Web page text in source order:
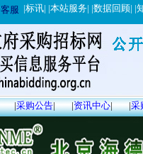
客服 |标讯| |本站服务| |数据回顾| |
|采购公告| |资讯中心| |采